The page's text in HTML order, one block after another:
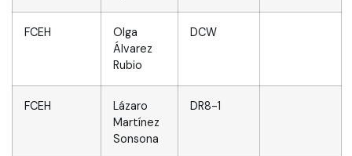
FCEH
Olga
Álvarez
Rubio
DCW
FCEH
Lázaro
Martínez
Sonsona
DR8-1